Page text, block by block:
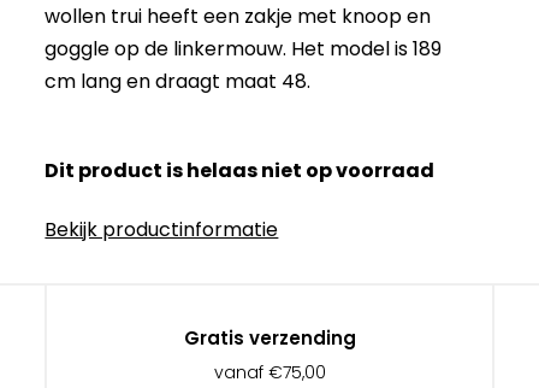
wollen trui heeft een zakje met knoop en
goggle op de linkermouw. Het model is 189
cm lang en draagt maat 48.
Dit product is helaas niet op voorraad
Bekijk productinformatie
Gratis verzending
vanaf €75,00